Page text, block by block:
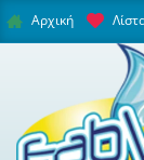
Αρχική